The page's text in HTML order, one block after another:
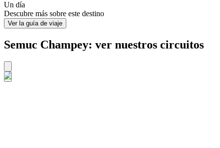
Un día
Descubre más sobre este destino
Ver la guía de viaje
Semuc Champey: ver nuestros circuitos